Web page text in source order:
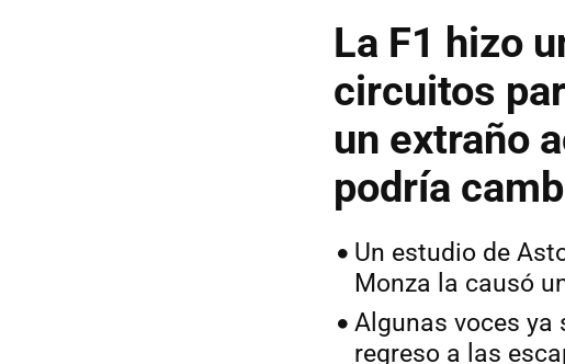
La F1 hizo
circuitos
un extraño
podría
Un estudio de
Monza la causó
Algunas voces ya
regreso a las